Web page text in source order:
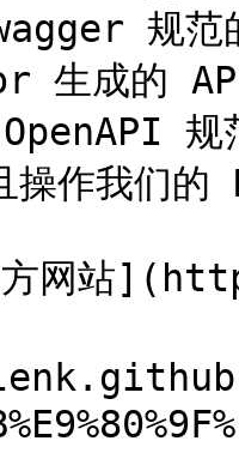
规
成的
操作我们
方网站